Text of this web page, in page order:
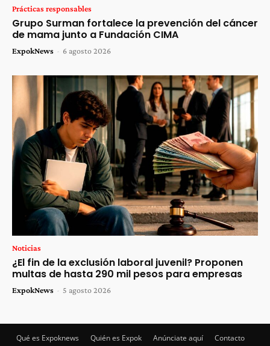
Prácticas responsables
Grupo Surman fortalece la prevención del cáncer
de mama junto a Fundación CIMA
ExpokNews - 6 agosto 2026
Noticias
¿El fin de la exclusión laboral juvenil? Proponen
multas de hasta 290 mil pesos para empresas
ExpokNews - 5 agosto 2026
Qué es Expoknews Quién es Expok Anúnciate aquí
Contacto